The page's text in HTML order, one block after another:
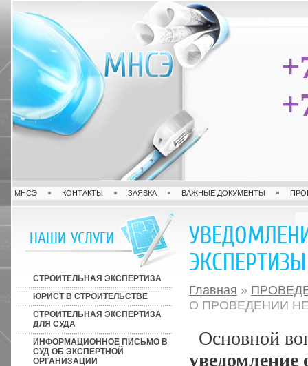
МНСЭ КОНТАКТЫ ЗАЯВКА ВАЖНЫЕ ДОКУМЕНТЫ
НАШИ УСЛУГИ
СТРОИТЕЛЬНАЯ ЭКСПЕРТИЗА
ЮРИСТ В СТРОИТЕЛЬСТВЕ
СТРОИТЕЛЬНАЯ ЭКСПЕРТИЗА
ДЛЯ СУДА
ИНФОРМАЦИОННОЕ ПИСЬМО В
СУД ОБ ЭКСПЕРТНОЙ
ОРГАНИЗАЦИИ
ЭКСПЕРТИЗЫ
Главная »
О ПРОВЕДЕНИИ
Основной
уведомление